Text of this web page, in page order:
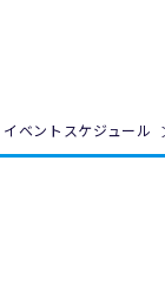
サイト内の適
いては、東
もとで行い
イベントスケジュール